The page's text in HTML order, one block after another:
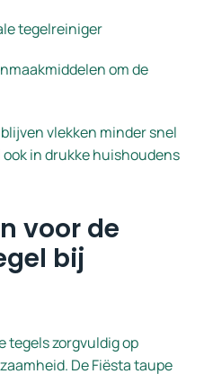
tegelreiniger
om de
vlekken minder snel
in drukke huishoudens
voor de
bij
tegels zorgvuldig op
De Fiësta taupe